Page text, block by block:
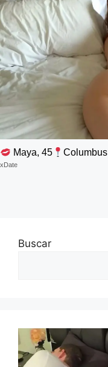
Maya, 45 Columbus
xDate
Buscar